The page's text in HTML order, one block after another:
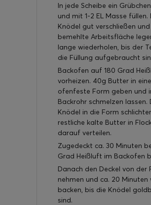
In jede Scheibe ein
und mit 1-2 EL Masse füllen.
Knödel gut verschließen
bemehlte Arbeitsfläche
lange wiederholen, bis der
die Füllung aufgebraucht
Backofen auf 180 Grad
vorheizen. 40g Butter in eine
ofenfeste Form geben und
Backrohr schmelzen lassen.
Knödel in die Form
restliche kalte Butter in
darauf verteilen.
Zugedeckt ca. 30 Minuten
Grad Heißluft im Backofen
Danach den Deckel von der
nehmen und ca. 20 Minuten
backen, bis die Knödel
sind.